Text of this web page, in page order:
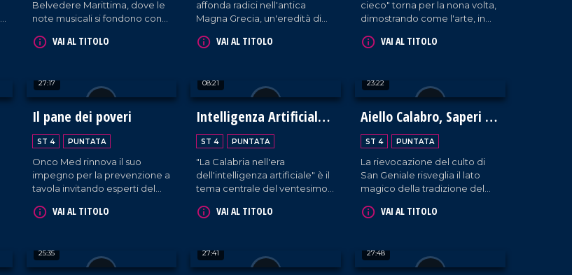
Belvedere Marittima, dove le
note musicali si fondono con
autentiche. Un'occasione per
territorio.
VAI AL TITOLO
affonda radici nell'antica
Magna Grecia, un'eredità di
oggi ci definisce. Il progetto
coinvolgendo tutte le scuole
di Reggio Calabria.
VAI AL TITOLO
cieco" torna per la nona volta,
dimostrando come l'arte, in
linguaggio universale di libertà
VAI AL TITOLO
27:17
Il pane dei poveri
ST 4 PUNTATA
Onco Med rinnova il suo
impegno per la prevenzione a
tavola invitando esperti del
le modalità di assunzione del
VAI AL TITOLO
08:21
Intelligenza Artificiale
in Calabria
ST 4 PUNTATA
"La Calabria nell'era
dell'intelligenza artificiale" è il
tema centrale del ventesimo
Mediocrati, con interventi da
svantaggi delle nuove
tecnologie.
VAI AL TITOLO
23:22
Aiello Calabro, Saperi e
Sapori d'Autunno 2024:
un viaggio tra storia,
tradizioni e fede
ST 4 PUNTATA
La rievocazione del culto di
San Geniale risveglia il lato
magico della tradizione del
quarta edizione dell'evento
VAI AL TITOLO
25:35 27:41 27:48